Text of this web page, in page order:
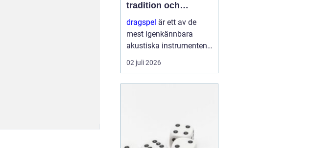
tradition och
förnyelse
dragspel är ett av de
mest igenkännbara
akustiska instrumenten i
Norden. Med sin
kombination av
02 juli 2026